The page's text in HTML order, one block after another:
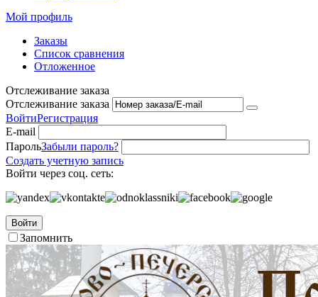
Мой профиль
Заказы
Список сравнения
Отложенное
Отслеживание заказа
Отслеживание заказа
ВойтиРегистрация
E-mail
ПарольЗабыли пароль?
Создать учетную запись
Войти через соц. сеть:
Войти
Запомнить